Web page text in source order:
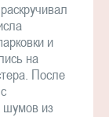
и
на
После
шумов из